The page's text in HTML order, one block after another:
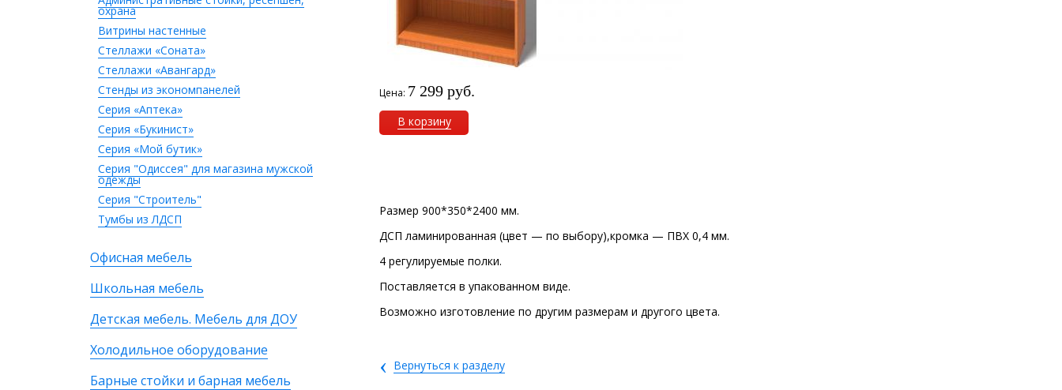
охрана
Витрины настенные
Стеллажи «Соната»
Стеллажи «Авангард»
Стенды из экономпанелей
Серия «Аптека»
Серия «Букинист»
Серия «Мой бутик»
Серия "Одиссея" для магазина мужской
одежды
Серия "Строитель"
Тумбы из ЛДСП
Офисная мебель
Школьная мебель
Детская мебель. Мебель для ДОУ
Холодильное оборудование
Барные стойки и барная мебель
Цена: 7 299 руб.
В корзину
Размер 900*350*2400 мм.
ДСП ламинированная (цвет — по выбору),кромка — ПВХ 0,4 мм.
4 регулируемые полки.
Поставляется в упакованном виде.
Возможно изготовление по другим размерам и другого цвета.
‹ Вернуться к разделу